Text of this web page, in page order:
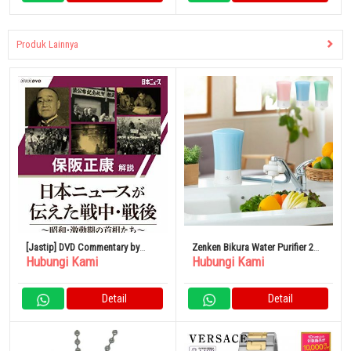
Produk Lainnya
[Jastip] DVD Commentary by
Masayasu Hosaka Japan News
Postwar Periods
Hubungi Kami
Detail
Zenken Bikura Water Purifier 2
MFH-V92 Pemurni Air Keran
Jepang
Hubungi Kami
Detail